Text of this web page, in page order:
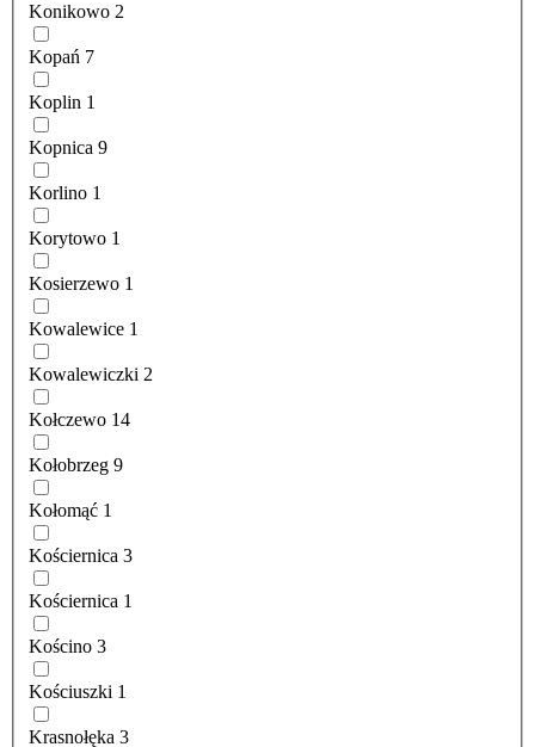
Konikowo 2
Kopań 7
Koplin 1
Kopnica 9
Korlino 1
Korytowo 1
Kosierzewo 1
Kowalewice 1
Kowalewiczki 2
Kołczewo 14
Kołobrzeg 9
Kołomąć 1
Kościernica 3
Kościernica 1
Kościno 3
Kościuszki 1
Krasnołęka 3